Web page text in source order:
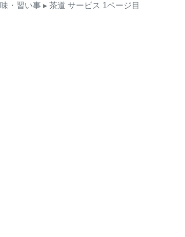
・習い事 ▸ 茶道 サービス 1ページ目